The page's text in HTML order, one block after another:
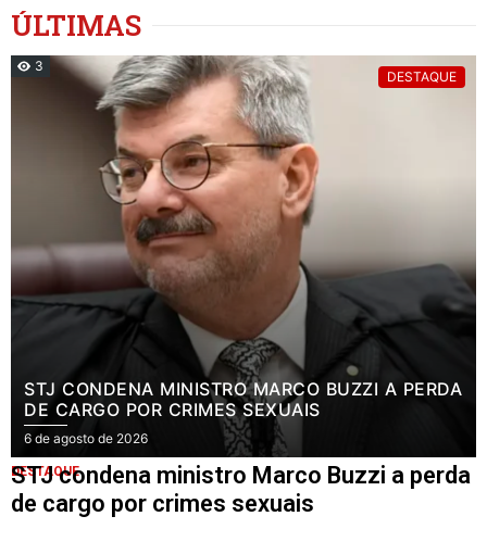
ÚLTIMAS
3
DESTAQUE
STJ CONDENA MINISTRO MARCO BUZZI A PERDA
DE CARGO POR CRIMES SEXUAIS
6 de agosto de 2026
DESTAQUE
STJ condena ministro Marco Buzzi a perda
de cargo por crimes sexuais